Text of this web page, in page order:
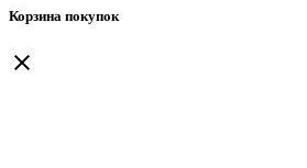
Корзина покупок